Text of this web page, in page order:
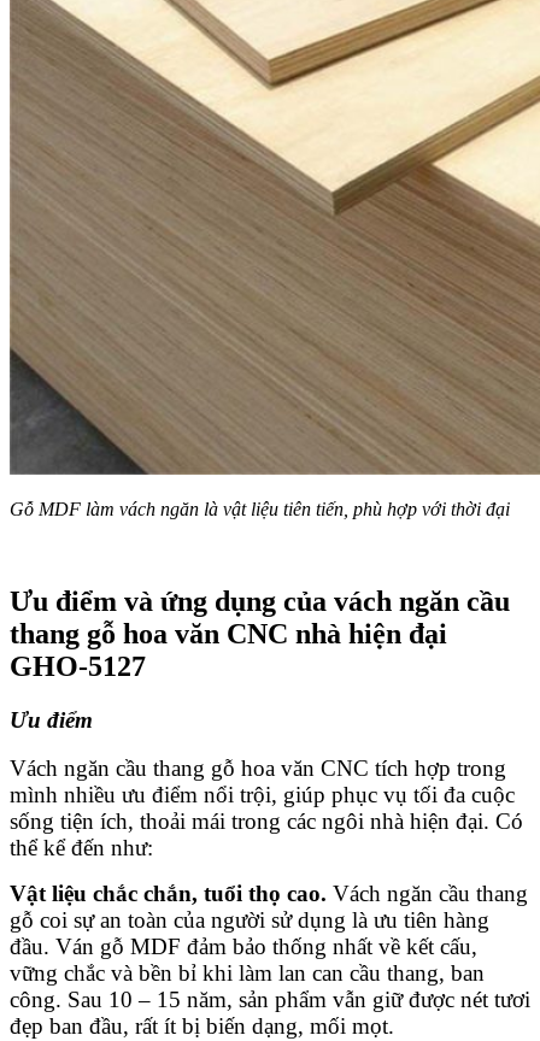
Gỗ MDF làm vách ngăn là vật liệu tiên tiến, phù hợp với thời đại
Ưu điểm và ứng dụng của vách ngăn cầu
thang gỗ hoa văn CNC nhà hiện đại
GHO-5127
Ưu điểm
Vách ngăn cầu thang gỗ hoa văn CNC tích hợp trong
mình nhiều ưu điểm nổi trội, giúp phục vụ tối đa cuộc
sống tiện ích, thoải mái trong các ngôi nhà hiện đại. Có
thể kể đến như:
Vật liệu chắc chắn, tuổi thọ cao. Vách ngăn cầu thang
gỗ coi sự an toàn của người sử dụng là ưu tiên hàng
đầu. Ván gỗ MDF đảm bảo thống nhất về kết cấu,
vững chắc và bền bỉ khi làm lan can cầu thang, ban
công. Sau 10 – 15 năm, sản phẩm vẫn giữ được nét tươi
đẹp ban đầu, rất ít bị biến dạng, mối mọt.